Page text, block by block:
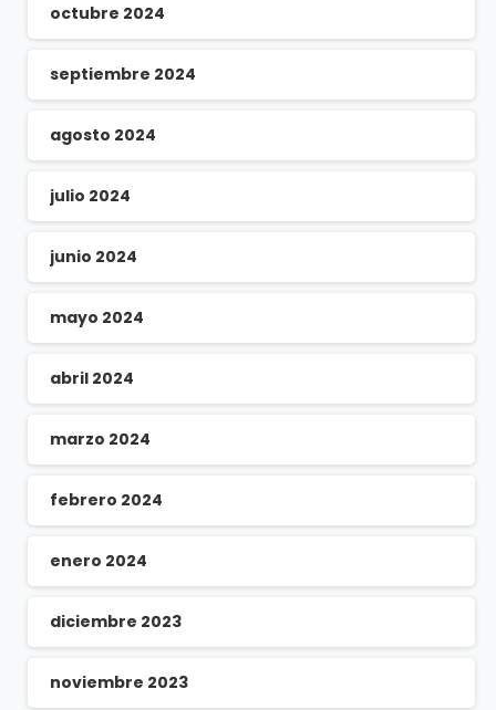
octubre 2024
septiembre 2024
agosto 2024
julio 2024
junio 2024
mayo 2024
abril 2024
marzo 2024
febrero 2024
enero 2024
diciembre 2023
noviembre 2023